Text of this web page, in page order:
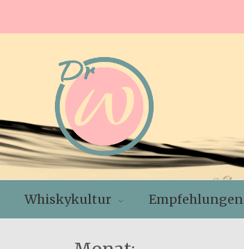
Whiskykultur Empfehlungen